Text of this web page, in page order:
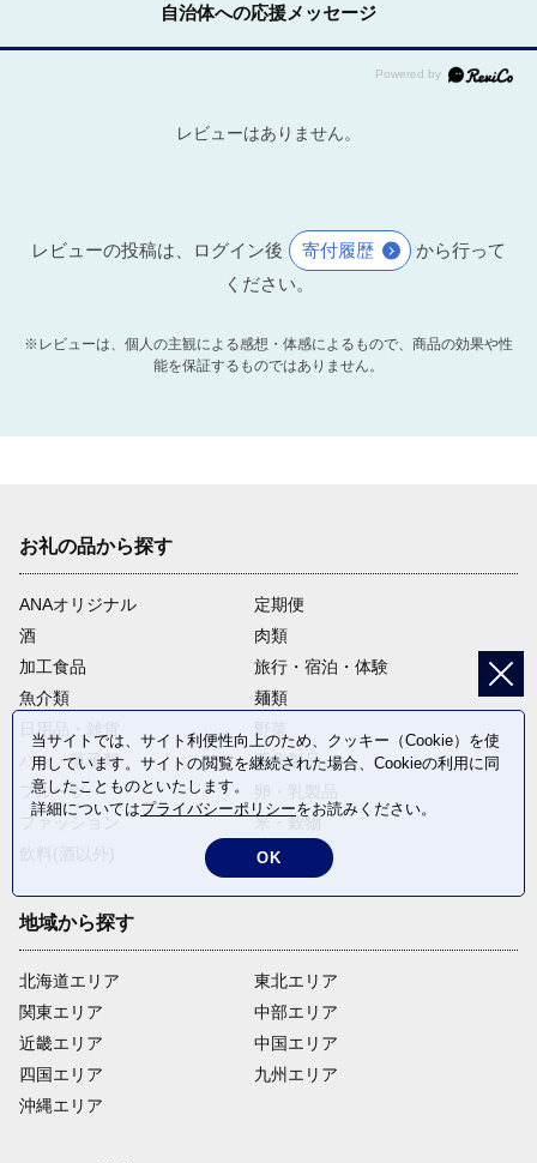
自治体への応援メッセージ
レビューはありません。
レビューの投稿は、ログイン後 寄付履歴
から行って
ください。
※レビューは、個人の主観による感想・体感によるもので、商品の効果や性
能を保証するものではありません。
お礼の品から探す
ANAオリジナル
定期便
酒
肉類
加工食品
旅行・宿泊・体験
魚介類
麺類
日用品・雑貨
野菜
パン・菓子類
電化製品
フルーツ
ファッション
米・穀物
返礼品なし
地域から探す
北海道エリア
関東エリア
近畿エリア
四国エリア
沖縄エリア
東北エリア
中部エリア
中国エリア
九州エリア
当サイトでは、サイト利便性向上のため、クッキー（Cookie）を使
用しています。サイトの閲覧を継続された場合、Cookieの利用に同
意したことものといたします。
詳細についてはプライバシーポリシーをお読みください。
OK